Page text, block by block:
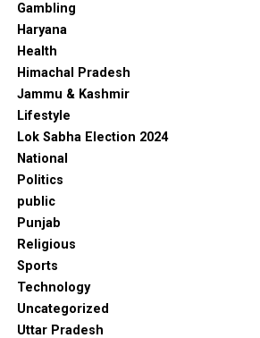
Gambling
Haryana
Health
Himachal Pradesh
Jammu & Kashmir
Lifestyle
Lok Sabha Election 2024
National
Politics
public
Punjab
Religious
Sports
Technology
Uncategorized
Uttar Pradesh